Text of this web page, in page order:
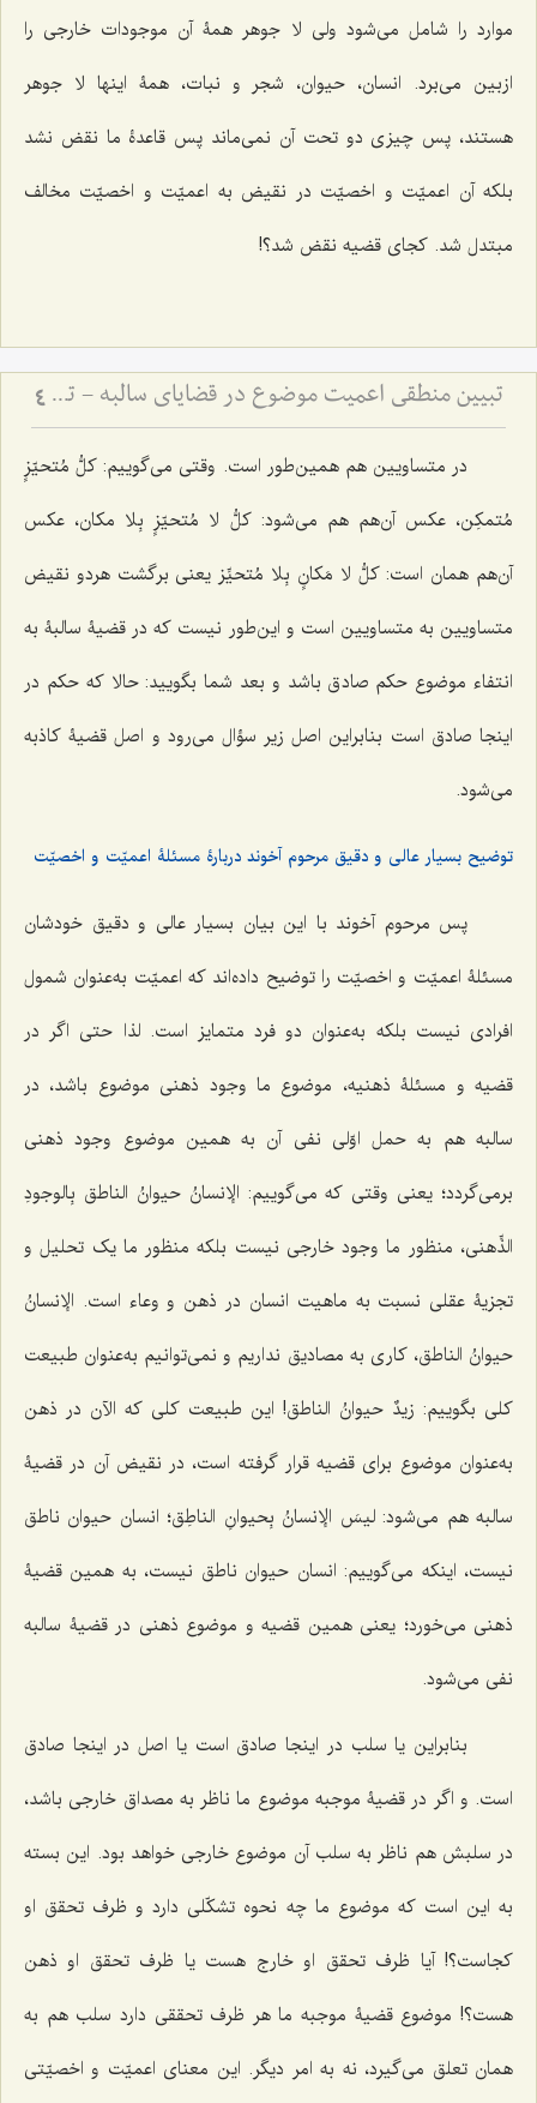
موارد را شامل می‌شود ولی لا جوهر همۀ آن موجودات خارجی را
ازبین می‌برد. انسان، حیوان، شجر و نبات، همۀ اینها لا جوهر
هستند، پس چیزی دو تحت آن نمی‌ماند پس قاعدۀ ما نقض نشد
بلکه آن اعمیّت و اخصیّت در نقیض به اعمیّت و اخصیّت مخالف
مبتدل شد. کجای قضیه نقض شد؟!
تبیین منطقی اعمیت موضوع در قضایای سالبه - تحلیل اعتبار ذهنی و تفاوت آن با شمول افرادی 4
در متساویین هم همین‌طور است. وقتی می‌گوییم: کلُّ مُتحیّزٍ
مُتمکِن، عکس آن‌هم هم می‌شود:کلُّ لا مُتحیّزٍ بِلا مکان، عکس
آن‌هم همان است:کلُّ لا مَکانٍ بِلا مُتحیِّز یعنی برگشت هردو نقیض
متساویین به متساویین است و این‌طور نیست که در قضیۀ سالبۀ به
انتفاء موضوع حکم صادق باشد و بعد شما بگویید: حالا که حکم در
اینجا صادق است بنابراین اصل زیر سؤال می‌رود و اصل قضیۀ کاذبه
می‌شود.
توضیح بسیار عالی و دقیق مرحوم آخوند دربارۀ مسئلۀ اعمیّت و اخصیّت
پس مرحوم آخوند با این بیان بسیار عالی و دقیق خودشان
مسئلۀ اعمیّت و اخصیّت را توضیح داده‌اند که اعمیّت به‌عنوان شمول
افرادی نیست بلکه به‌عنوان دو فرد متمایز است. لذا حتی اگر در
قضیه و مسئلۀ ذهنیه، موضوع ما وجود ذهنی موضوع باشد، در
سالبه هم به حمل اوّلی نفی آن به همین موضوع وجود ذهنی
برمی‌گردد؛ یعنی وقتی که می‌گوییم: الإنسانُ حیوانُ الناطق بِالوجودِ
الذِّهنی، منظور ما وجود خارجی نیست بلکه منظور ما یک تحلیل و
تجزیۀ عقلی نسبت به ماهیت انسان در ذهن و وعاء است. الإنسانُ
حیوانُ الناطق، کاری به مصادیق نداریم و نمی‌توانیم به‌عنوان طبیعت
کلی بگوییم: زیدٌ حیوانُ الناطق! این طبیعت کلی که الآن در ذهن
به‌عنوان موضوع برای قضیه قرار گرفته است، در نقیض آن در قضیۀ
سالبه هم می‌شود:لیسَ الإنسانُ بِحیوانِ الناطِق؛ انسان حیوان ناطق
نیست، اینکه می‌گوییم: انسان حیوان ناطق نیست، به همین قضیۀ
ذهنی می‌خورد؛ یعنی همین قضیه و موضوع ذهنی در قضیۀ سالبه
نفی می‌شود.
بنابراین یا سلب در اینجا صادق است یا اصل در اینجا صادق
است. و اگر در قضیۀ موجبه موضوع ما ناظر به مصداق خارجی باشد،
در سلبش هم ناظر به سلب آن موضوع خارجی خواهد بود. این بسته
به این است که موضوع ما چه نحوه تشکّلی دارد و ظرف تحقق او
کجاست؟! آیا ظرف تحقق او خارج هست یا ظرف تحقق او ذهن
هست؟! موضوع قضیۀ موجبه ما هر ظرف تحققی دارد سلب هم به
همان تعلق می‌گیرد، نه به امر دیگر. این معنای اعمیّت و اخصیّتی